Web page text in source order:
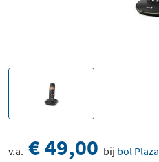
v.a. € 49,00 bij bol Plaza